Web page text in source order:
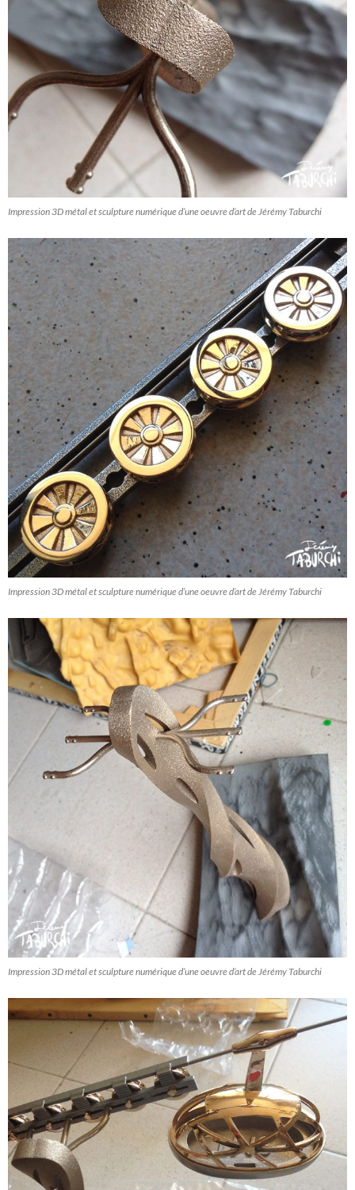
Impression 3D métal et sculpture numérique d’une oeuvre d’art de Jérémy Taburchi
Impression 3D métal et sculpture numérique d’une oeuvre d’art de Jérémy Taburchi
Impression 3D métal et sculpture numérique d’une oeuvre d’art de Jérémy Taburchi